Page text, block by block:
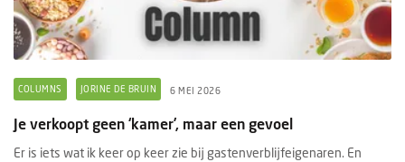
COLUMNS JORINE DE BRUIN 6 MEI 2026
Je verkoopt geen ‘kamer’, maar een gevoel
Er is iets wat ik keer op keer zie bij gastenverblijfeigenaren. En